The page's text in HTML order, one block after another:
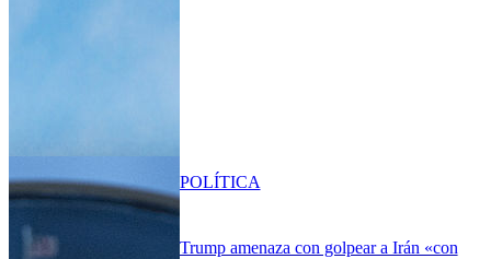
Trump amenaza con golpear a Irán «con
POLÍTICA